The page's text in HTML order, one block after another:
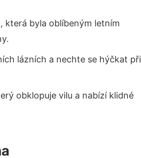
která byla oblíbeným letním
lázních a nechte se hýčkat při
obklopuje vilu a nabízí klidné